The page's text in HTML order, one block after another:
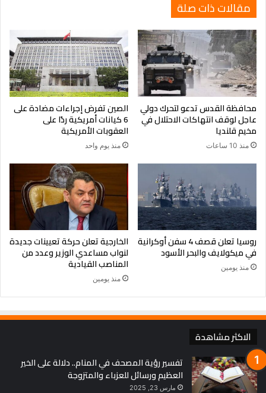
مقالات ذات صلة
محافظة القدس تدعو لتحرك دولي
عاجل لوقف انتهاكات الاحتلال في
مخيم قلنديا
منذ 10 ساعات
الصين تفرض إجراءات مضادة على
6 كيانات أمريكية ردًا على
العقوبات الأمريكية
منذ يوم واحد
روسيا تعلن قصف 4 سفن أوكرانية
في ميكولايف والبحر الأسود
منذ يومين
الخارجية تعلن حركة تعيينات جديدة
لنواب مساعدي الوزير وعدد من
المناصب القيادية
منذ يومين
الاكثر مشاهدة
تفسير رؤية المصحف في المنام.. دلالة على الخير
العظيم ورسائل للعزباء والمتزوجة
مارس 23, 2025